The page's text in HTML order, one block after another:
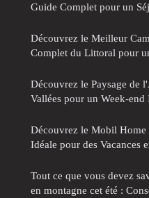
Guide Complet pour un
Découvrez le Meilleur
Complet du Littoral pour
Découvrez le Paysage de
Vallées pour un Week-
Découvrez le Mobil
Idéale pour des Vacances
Tout ce que vous devez
en montagne cet été :